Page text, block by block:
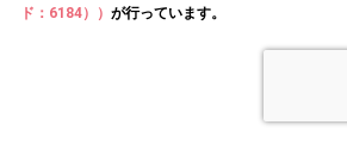
ド：6184）） が行っています。